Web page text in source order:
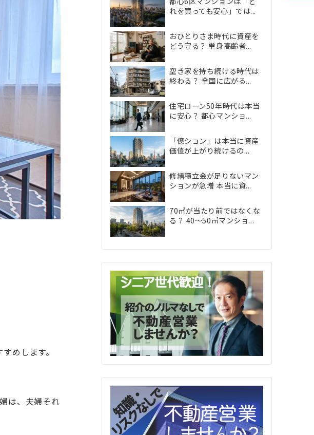
めします。
は、夫婦それ
れを買っても安心」では...
おひとりさま時代に資産を
どう守る？ 単身高齢者...
空き家を持ち続ける時代は
終わる？ 全国に広がる...
住宅ローン50年時代は本当
に安心？ 都心マンショ...
「億ション」は本当に資産
価値が上がり続けるの...
修繕積立金が足りないマン
ションが急増 本当に資...
70㎡が当たり前ではなくな
る？ 40〜50㎡マンショ...